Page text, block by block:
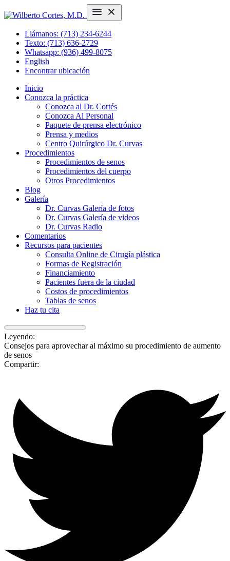
Llámanos: (713) 234-6244
Texto: (713) 636-2729
Whatsapp: (936) 499-8075
English
Encontrar ubicación
Inicio
Conozca la práctica
Conozca al Dr. Cortés
Conozca Al Personal
Paquete de prensa electrónico
Prensa y medios
Centro Quirúrgico Dr. Curvas
Procedimientos
Procedimientos de senos
Procedimientos del cuerpo
Otros Procedimientos
Blog
Galería
Dr. Curvas Galería de fotos
Dr. Curvas Galería de videos
Dr. Curvas Radio
Comentarios
Recursos para pacientes
Consulta Online de Cirugía plástica
Formas de Registración
Financiamiento
Pacientes fuera de la ciudad
Costos de procedimientos
Tablas de senos
Haz tu cita
Leyendo:
Consejos para aprovechar al máximo su procedimiento de aumento
de senos
Compartir: